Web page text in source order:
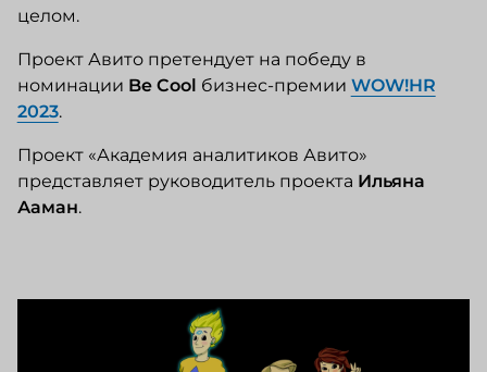
целом.
Проект Авито претендует на победу в
номинации Be Cool бизнес-премии WOW!HR
2023.
Проект «Академия аналитиков Авито»
представляет руководитель проекта Ильяна
Ааман.